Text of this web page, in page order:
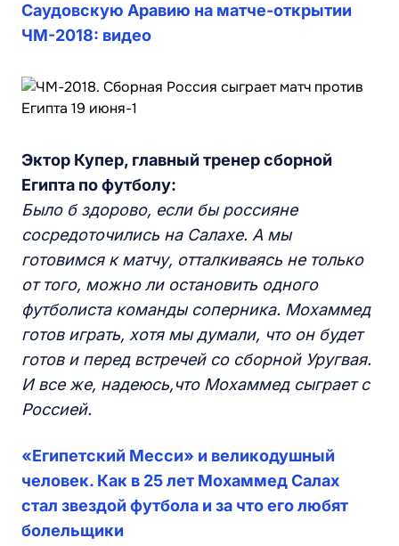
Саудовскую Аравию на матче-открытии
ЧМ-2018: видео
Эктор Купер, главный тренер сборной
Египта по футболу:
Было б здорово, если бы россияне
сосредоточились на Салахе. А мы
готовимся к матчу, отталкиваясь не только
от того, можно ли остановить одного
футболиста команды соперника. Мохаммед
готов играть, хотя мы думали, что он будет
готов и перед встречей со сборной Уругвая.
И все же, надеюсь,что Мохаммед сыграет с
Россией.
«Египетский Месси» и великодушный
человек. Как в 25 лет Мохаммед Салах
стал звездой футбола и за что его любят
болельщики